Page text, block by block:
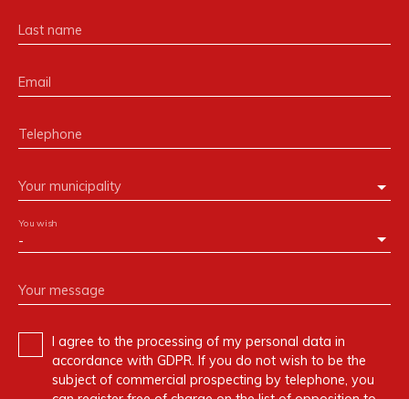
Last name
Email
Telephone
Your municipality
-
You wish
Your message
I agree to the processing of my personal data in
accordance with GDPR. If you do not wish to be the
subject of commercial prospecting by telephone, you